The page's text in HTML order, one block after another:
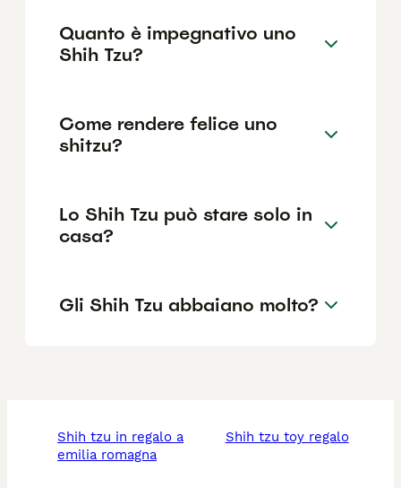
Quanto è impegnativo uno
Shih Tzu?
Come rendere felice uno
shitzu?
Lo Shih Tzu può stare solo in
casa?
Gli Shih Tzu abbaiano molto?
shih tzu in regalo a
emilia romagna
shih tzu toy regalo